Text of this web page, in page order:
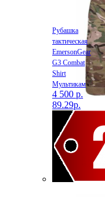
Рубашка
тактическая
EmersonGear
G3 Combat
Shirt
Мультикам
4 500 р.
89.29р.